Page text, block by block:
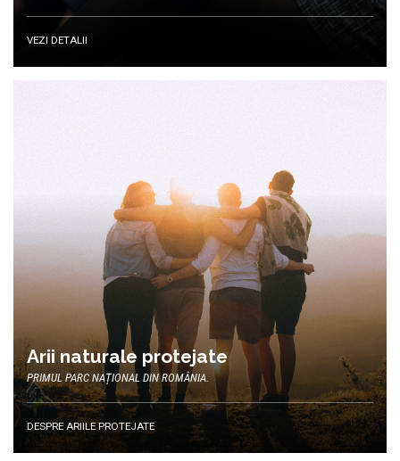
VEZI DETALII
Arii naturale protejate
PRIMUL PARC NAȚIONAL DIN ROMÂNIA.
DESPRE ARIILE PROTEJATE